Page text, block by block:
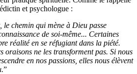
et psychologue :
le chemin qui mène à Dieu passe
de soi-même... Certaines
réalité en se réfugiant dans la piété.
oraisons ne les transforment pas. Si nous
en nos passions, elles nous élèvent
”